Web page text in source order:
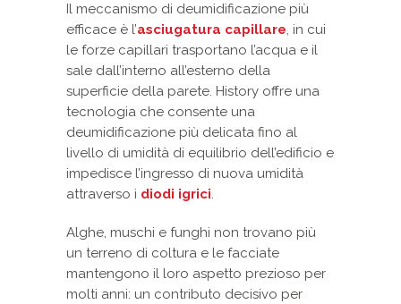
Il meccanismo di deumidificazione più
efficace è l’asciugatura capillare, in cui
le forze capillari trasportano l’acqua e il
sale dall’interno all’esterno della
superficie della parete. History offre una
tecnologia che consente una
deumidificazione più delicata fino al
livello di umidità di equilibrio dell’edificio e
impedisce l’ingresso di nuova umidità
attraverso i diodi igrici.
Alghe, muschi e funghi non trovano più
un terreno di coltura e le facciate
mantengono il loro aspetto prezioso per
molti anni: un contributo decisivo per